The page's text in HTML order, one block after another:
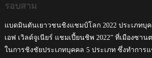
รอบสาม
แบดมินตันเยาวชนชิงแชมป์โลก 2022 ประเภทบุ
เอฟ เวิลด์จูเนียร์ แชมเปี้ยนชิพ 2022” ที่เมืองซาน
ในการชิงชัยประเภทบุคคล 5 ประเภท ซึ่งทำการ